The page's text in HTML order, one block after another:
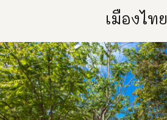
เมืองไทย